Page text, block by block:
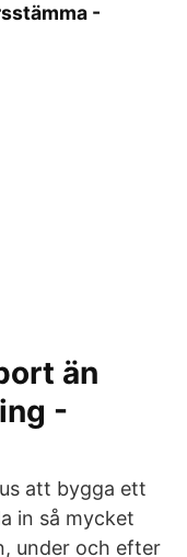
-
än
-
att bygga ett
in så mycket
under och efter